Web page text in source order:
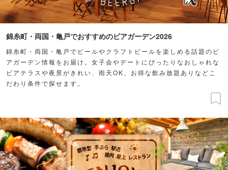
錦糸町・両国・亀戸でおすすめのビアガーデン2026
錦糸町・両国・亀戸でビールやクラフトビールを楽しめる話題のビ
アガーデン情報をお届け。女子会やデートにぴったりなおしゃれな
ビアテラスや夜景がきれい、雨天OK、お得な飲み放題ありなどこ
だわり条件で探せます。